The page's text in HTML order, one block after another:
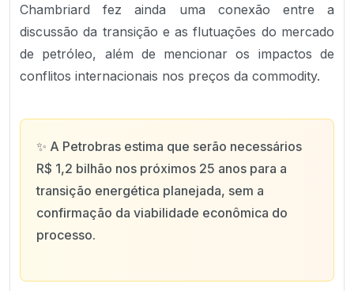
Chambriard fez ainda uma conexão entre a
discussão da transição e as flutuações do mercado
de petróleo, além de mencionar os impactos de
conflitos internacionais nos preços da commodity.
✨ A Petrobras estima que serão necessários
R$ 1,2 bilhão nos próximos 25 anos para a
transição energética planejada, sem a
confirmação da viabilidade econômica do
processo.